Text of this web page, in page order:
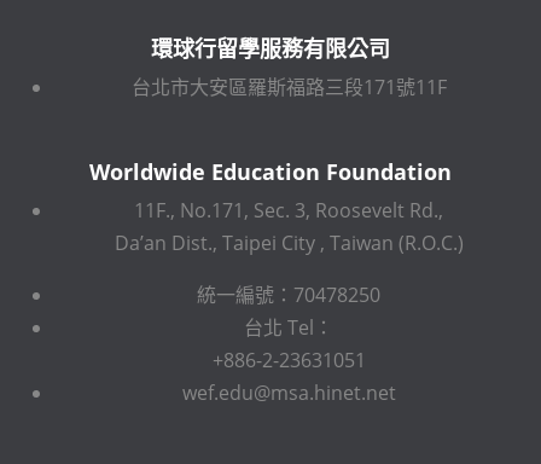
環球行留學服務有限公司
台北市大安區羅斯福路三段171號11F
Worldwide Education Foundation
11F., No.171, Sec. 3, Roosevelt Rd.,
Da’an Dist., Taipei City , Taiwan (R.O.C.)
統一編號：70478250
台北 Tel：
+886-2-23631051
wef.edu@msa.hinet.net